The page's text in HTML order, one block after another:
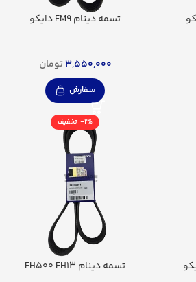
تسمه دینام FM9 دایکو
3,550,000 تومان
سفارش
-2%
تسمه دینام FH500 FH13